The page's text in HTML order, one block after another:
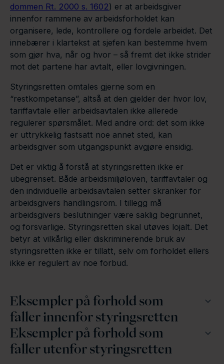
dommen Rt. 2000 s. 1602) er at arbeidsgiver
innenfor rammene av arbeidsforholdet kan
organisere, lede, kontrollere og fordele arbeidet. Det
innebærer i klartekst at sjefen kan bestemme hvem
som gjør hva, når og hvor – så fremt det ikke strider
mot det partene har avtalt, eller lovgivningen.
Styringsretten omtales gjerne som en
“restkompetanse”, altså at den gjelder der hvor lov,
tariffavtale eller arbeidsavtalen ikke allerede
regulerer spørsmålet. Med andre ord: det som ikke
er uttrykkelig fastsatt noe annet sted, kan
arbeidsgiver som utgangspunkt avgjøre ensidig.
Det er viktig å forstå at styringsretten ikke er
ubegrenset. Både arbeidsmiljøloven, tariffavtaler og
den individuelle arbeidsavtalen setter skranker for
arbeidsgivers handlingsrom. I tillegg må
arbeidsgivers beslutninger være saklig begrunnet,
og forsvarlige. Styringsretten skal utøves lojalt. Det
betyr at vilkårlig eller diskriminerende bruk av
styringsretten ikke er tillatt, selv om forholdet ellers
ikke er regulert av noe forbud.
Eksempler på forhold som
faller innenfor styringsretten
Eksempler på forhold som
faller utenfor styringsretten